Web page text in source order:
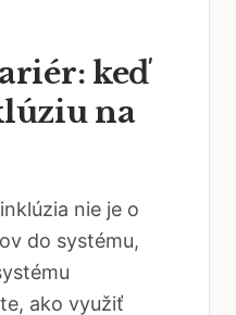
keď
na
nie je o
do systému,
ako využiť